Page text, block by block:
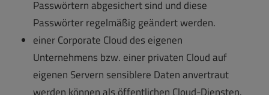
Passwörtern abgesichert sind und diese
Passwörter regelmäßig geändert werden.
einer Corporate Cloud des eigenen
Unternehmens bzw. einer privaten Cloud auf
eigenen Servern sensiblere Daten anvertraut